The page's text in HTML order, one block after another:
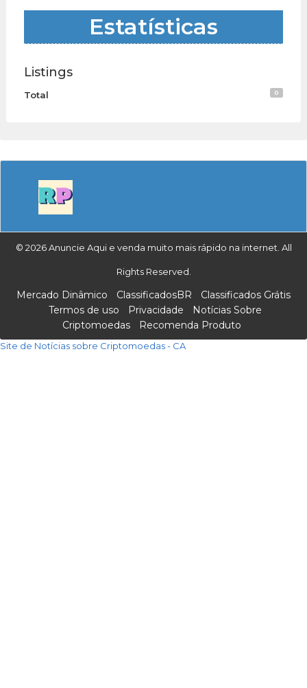
Estatísticas
Listings
Total 0
© 2026 Anuncie Aqui e venda muito mais rápido na internet. All
Rights Reserved.
Mercado Dinâmico ClassificadosBR
Classificados Grátis
Termos de uso
Privacidade
Notícias Sobre
Criptomoedas
Recomenda Produto
Site de Notícias sobre Criptomoedas - CA